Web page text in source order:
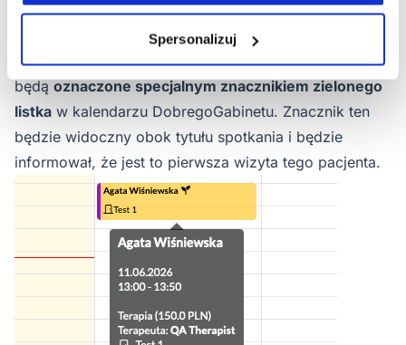
Spersonalizuj
przydatne dla nowych klientów.
Jak wygląda znacznik pierwszego spotkania?
Spotkania, które są pierwszymi wizytami pacjenta,
będą oznaczone specjalnym znacznikiem zielonego
listka w kalendarzu DobregoGabinetu. Znacznik ten
będzie widoczny obok tytułu spotkania i będzie
informował, że jest to pierwsza wizyta tego pacjenta.